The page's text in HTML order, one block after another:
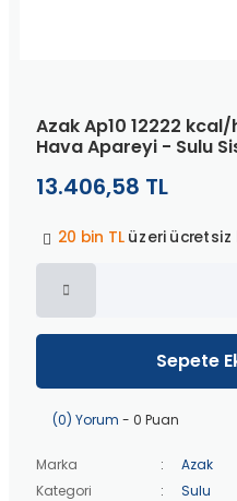
Azak Ap10 12222 kcal/
Hava Apareyi - Sulu
13.406,58 TL
20 bin TLüzeri ücretsiz
40 bin TL
Peşin fiyatına
üzeri ücretsiz
üzeri ücretsiz
40 bin TLüzeri özel
Sepete
(0) Yorum - 0 Puan
Marka
Azak
Kategori
Sulu